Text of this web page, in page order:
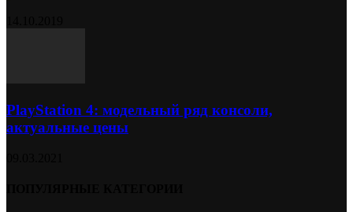
PlayStation 4: модельный ряд консоли,
актуальные цены